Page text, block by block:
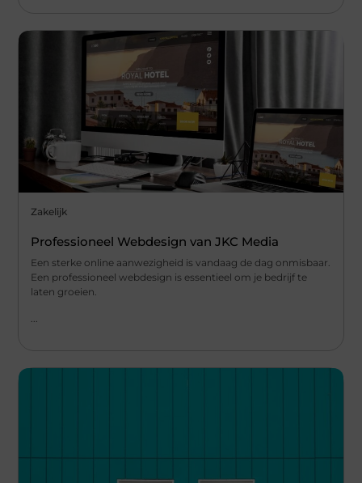
Zakelijk
Professioneel Webdesign van JKC Media
Een sterke online aanwezigheid is vandaag de dag onmisbaar.
Een professioneel webdesign is essentieel om je bedrijf te
laten groeien.